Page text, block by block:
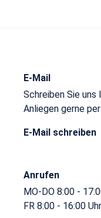
E-Mail
Schreiben Sie uns
Anliegen gerne
E-Mail schreiben
Anrufen
MO-DO 8:00 -
FR 8:00 - 16:00 Uhr